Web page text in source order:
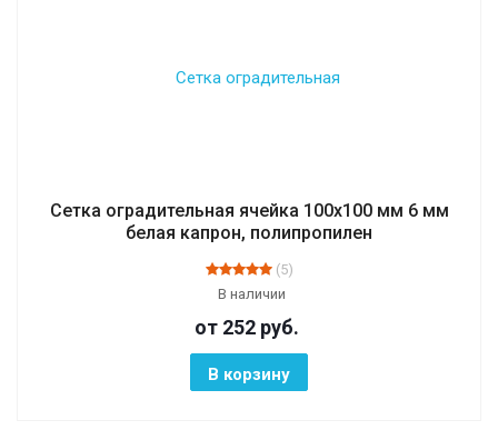
Сетка оградительная ячейка 100х100 мм 6 мм
белая капрон, полипропилен
(5)
В наличии
от 252 руб.
В корзину